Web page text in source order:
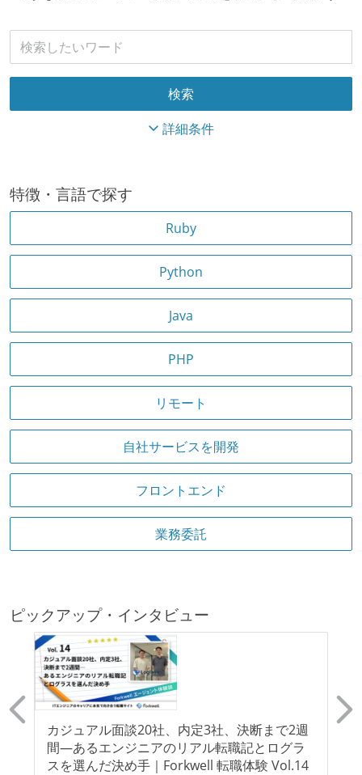
詳細条件
特徴・言語で探す
Ruby
Python
Java
PHP
リモート
自社サービスを開発
フロントエンド
業務委託
ピックアップ・インタビュー
カジュアル面談20社、内定3社、決断まで2週
間―あるエンジニアのリアル転職記とログラ
スを選んだ決め手｜Forkwell 転職体験 Vol.14